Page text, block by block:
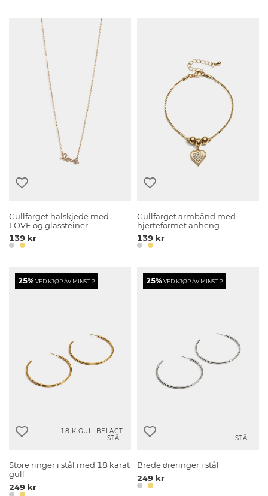
Gullfarget halskjede med
LOVE og glassteiner
139 kr
Gullfarget armbånd med
hjerteformet anheng
139 kr
25%VED KJØP AV MINST 2
18 K GULLBELAGT
STÅL
Store ringer i stål med 18 karat
gull
249 kr
25%VED KJØP AV MINST 2
STÅL
Brede øreringer i stål
249 kr